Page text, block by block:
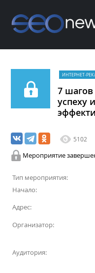
ИНТЕРНЕТ-
7 шагов
успеху
5102
Мероприятие
Тип мероприятия:
Начало:
Адрес:
Организатор:
Аудитория: